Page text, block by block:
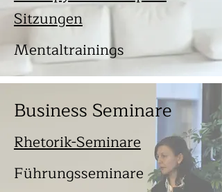
Sitzungen
Mentaltrainings
Business Seminare
Rhetorik-Seminare
Führungsseminare